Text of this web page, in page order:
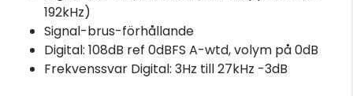
192kHz)
Signal-brus-förhållande
Digital: 108dB ref 0dBFS A-wtd, volym på 0dB
Frekvenssvar Digital: 3Hz till 27kHz -3dB